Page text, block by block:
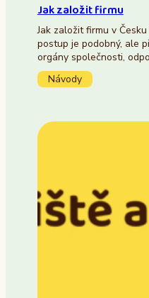
Jak založit firmu
Jak založit firmu v
postup je podobný, ale
orgány společnosti,
Návody